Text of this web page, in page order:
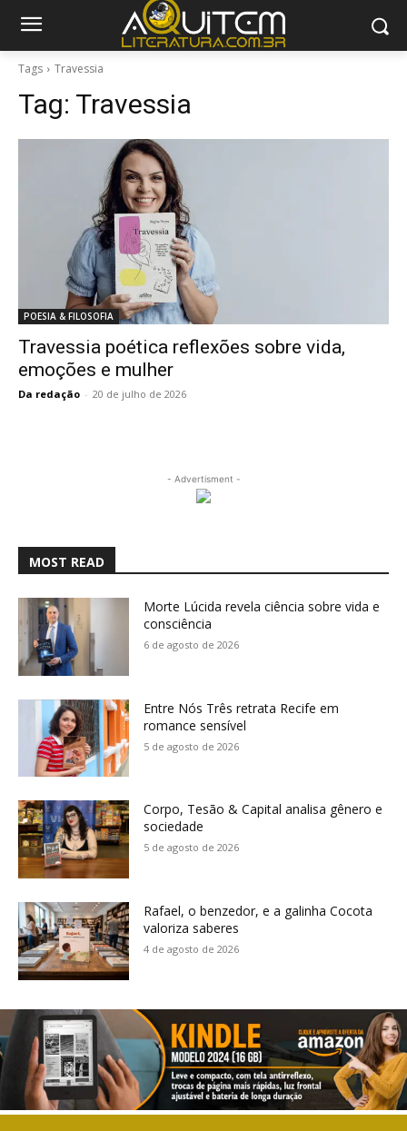
Tags Travessia
Tag: Travessia
POESIA & FILOSOFIA
Travessia poética reflexões sobre vida,
emoções e mulher
Da redação - 20 de julho de 2026
- Advertisment -
MOST READ
Morte Lúcida revela ciência sobre vida e
consciência
6 de agosto de 2026
Entre Nós Três retrata Recife em
romance sensível
5 de agosto de 2026
Corpo, Tesão & Capital analisa gênero e
sociedade
5 de agosto de 2026
Rafael, o benzedor, e a galinha Cocota
valoriza saberes
4 de agosto de 2026